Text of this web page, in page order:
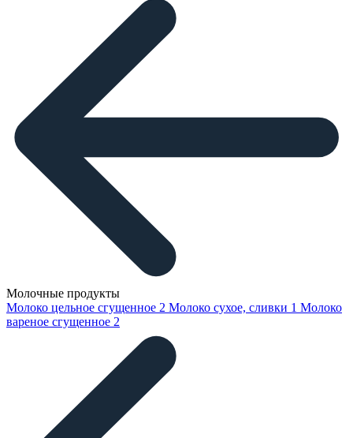
Молочные продукты
Молоко цельное сгущенное 2 Молоко сухое, сливки 1 Молоко
вареное сгущенное 2